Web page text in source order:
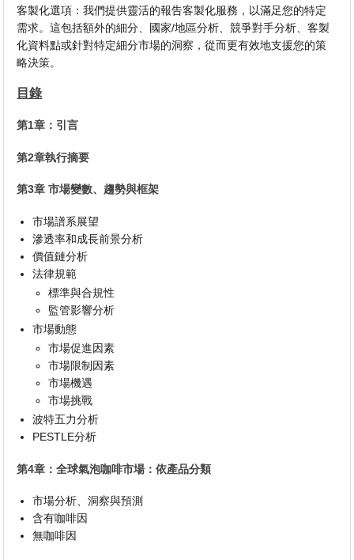
客製化選項：我們提供靈活的報告客製化服務，以滿足您的特定
需求。這包括額外的細分、國家/地區分析、競爭對手分析、客製
化資料點或針對特定細分市場的洞察，從而更有效地支援您的策
略決策。
目錄
第1章：引言
第2章執行摘要
第3章 市場變數、趨勢與框架
市場譜系展望
滲透率和成長前景分析
價值鏈分析
法律規範
標準與合規性
監管影響分析
市場動態
市場促進因素
市場限制因素
市場機遇
市場挑戰
波特五力分析
PESTLE分析
第4章：全球氣泡咖啡市場：依產品分類
市場分析、洞察與預測
含有咖啡因
無咖啡因